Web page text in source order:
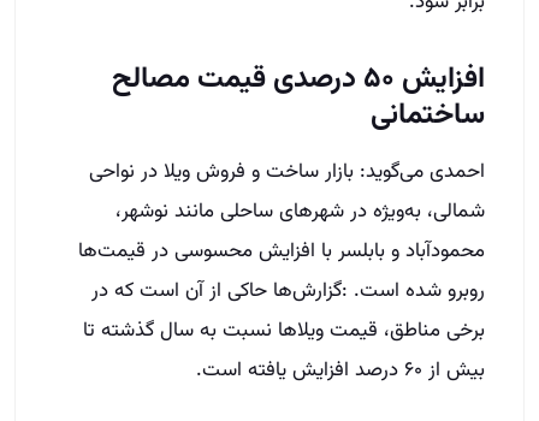
افزایش ۵۰ درصدی قیمت مصالح
ساختمانی
احمدی می‌گوید: بازار ساخت و فروش ویلا در نواحی
شمالی، به‌ویژه در شهرهای ساحلی مانند نوشهر،
محمودآباد و بابلسر با افزایش محسوسی در قیمت‌ها
روبرو شده است. :گزارش‌ها حاکی از آن است که در
برخی مناطق، قیمت ویلا‌ها نسبت به سال گذشته تا
بیش از ۶۰ درصد افزایش یافته است.